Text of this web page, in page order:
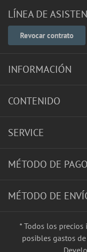
LÍNEA DE
Revocar contrato
INFORMACIÓN
CONTENIDO
SERVICE
MÉTODO DE PAGO
MÉTODO DE
* Todos los precios
posibles gastos